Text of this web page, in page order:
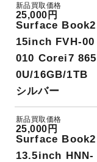
Surface Book2
15inch FVH-00
010 Corei7 865
0U/16GB/1TB
シルバー
新品買取価格
25,000円
Surface Book2
13.5inch HNN-
新品買取価格
25,000円